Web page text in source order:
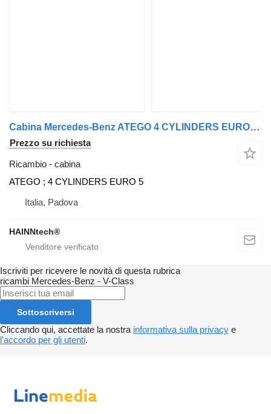
Cabina Mercedes-Benz ATEGO 4 CYLINDERS EURO 5 per trattore stradale Mercedes-Benz
Prezzo su richiesta
Ricambio - cabina
ATEGO ; 4 CYLINDERS EURO 5
Italia, Padova
HAINNtech®
Iscriviti per ricevere le novità di questa rubrica
ricambi Mercedes-Benz - V-Class
Sottoscriversi
Cliccando qui, accettate la nostra informativa sulla privacy e
l'accordo per gli utenti.